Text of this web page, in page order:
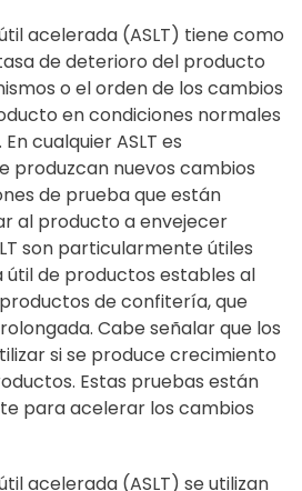
acelerada (ASLT) tiene como
de deterioro del producto
o el orden de los cambios
en condiciones normales
cualquier ASLT es
produzcan nuevos cambios
de prueba que están
al producto a envejecer
son particularmente útiles
de productos estables al
de confitería, que
Cabe señalar que los
si se produce crecimiento
Estas pruebas están
para acelerar los cambios
acelerada (ASLT) se utilizan